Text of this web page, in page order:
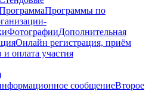
Программы по
ФотографииДополнительная
Онлайн регистрация, приём
и оплата участия
сообщениеВторое